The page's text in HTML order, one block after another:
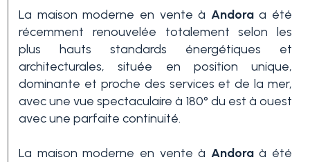
La maison moderne en vente à Andoraa été
récemment renouvelée totalement selon les
plus hauts standards énergétiques et
architecturales, située en position unique,
dominante et proche des services et de la mer,
avec une vue spectaculaire à 180° du est à ouest
avec une parfaite continuité.
La maison moderne en vente à Andoraà été
Chambres
min.